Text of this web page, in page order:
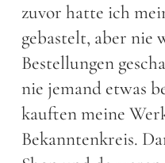
zuvor hatte ich
gebastelt, aber nie
Bestellungen
nie jemand etwas
kauften meine
Bekanntenkreis.